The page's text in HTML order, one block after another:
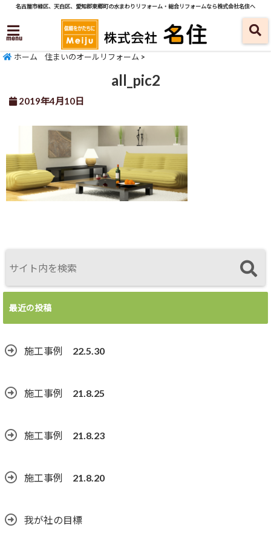
名古屋市緑区、天白区、愛知郡東郷町の水まわりリフォーム・総合リフォームなら株式会社名住へ
menu
ホーム 住まいのオールリフォーム >
all_pic2
2019年4月10日
最近の投稿
施工事例 22.5.30
施工事例 21.8.25
施工事例 21.8.23
施工事例 21.8.20
我が社の目標